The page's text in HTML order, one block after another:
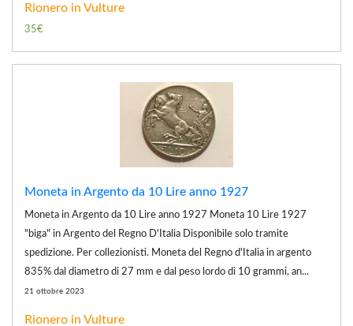
Rionero in Vulture
35€
Moneta in Argento da 10 Lire anno 1927
Moneta in Argento da 10 Lire anno 1927 Moneta 10 Lire 1927
"biga" in Argento del Regno D'Italia Disponibile solo tramite
spedizione. Per collezionisti. Moneta del Regno d'Italia in argento
835% dal diametro di 27 mm e dal peso lordo di 10 grammi, an...
21 ottobre 2023
Rionero in Vulture